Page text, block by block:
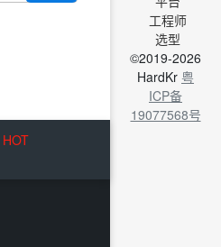
HOT
工程师
选型
©2019-2026
HardKr 粤
ICP备
19077568号